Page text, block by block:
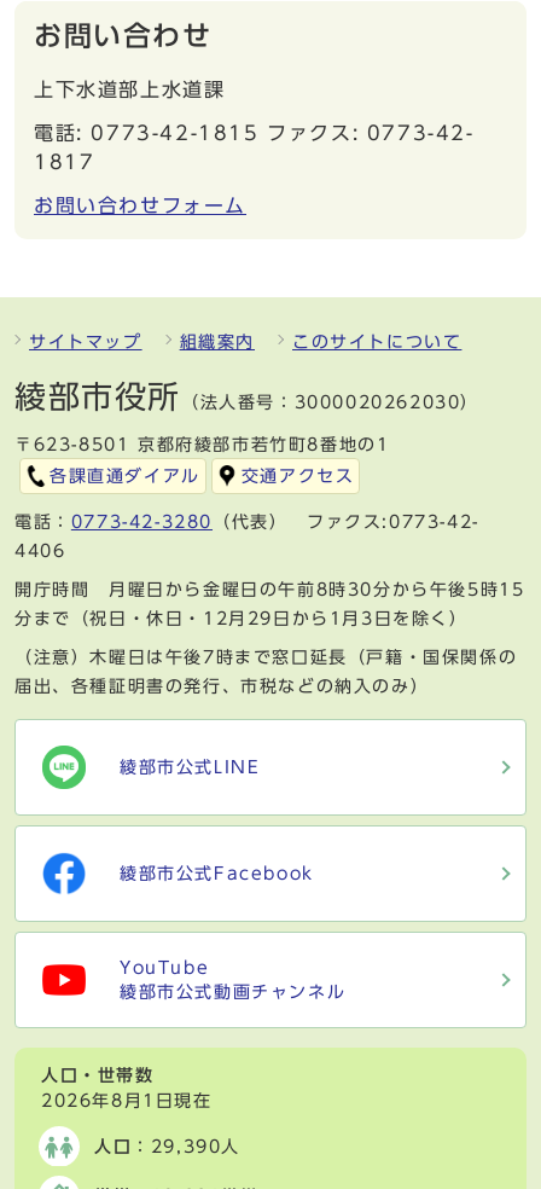
お問い合わせ
上下水道部上水道課
電話: 0773-42-1815 ファクス: 0773-42-
1817
お問い合わせフォーム
サイトマップ 組織案内 このサイトについて
綾部市役所 （法人番号：3000020262030）
〒623-8501 京都府綾部市若竹町8番地の1
各課直通ダイアル
交通アクセス
電話： 0773-42-3280
（代表） ファクス:0773-42-
4406
開庁時間 月曜日から金曜日の午前8時30分から午後5時15
分まで（祝日・休日・12月29日から1月3日を除く）
（注意）木曜日は午後7時まで窓口延長（戸籍・国保関係の
届出、各種証明書の発行、市税などの納入のみ）
綾部市公式LINE
綾部市公式Facebook
YouTube
綾部市公式動画チャンネル
人口・世帯数
2026年8月1日現在
人口 ：29,390人